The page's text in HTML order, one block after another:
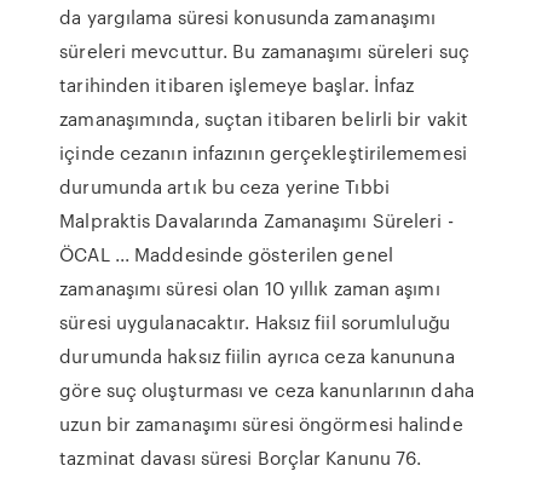
da yargılama süresi konusunda zamanaşımı
süreleri mevcuttur. Bu zamanaşımı süreleri suç
tarihinden itibaren işlemeye başlar. İnfaz
zamanaşımında, suçtan itibaren belirli bir vakit
içinde cezanın infazının gerçekleştirilememesi
durumunda artık bu ceza yerine Tıbbi
Malpraktis Davalarında Zamanaşımı Süreleri -
ÖCAL ... Maddesinde gösterilen genel
zamanaşımı süresi olan 10 yıllık zaman aşımı
süresi uygulanacaktır. Haksız fiil sorumluluğu
durumunda haksız fiilin ayrıca ceza kanununa
göre suç oluşturması ve ceza kanunlarının daha
uzun bir zamanaşımı süresi öngörmesi halinde
tazminat davası süresi Borçlar Kanunu 76.